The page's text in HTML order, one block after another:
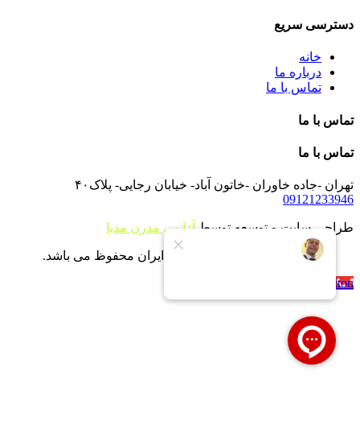
دسترسی سریع
خانه
درباره ما
تماس با ما
تماس با ما
تماس با ما
تهران -جاده خاوران -خاتون آباد- خیابان رجایی- پلاک۴۰
09121233946
طراحی سایت و توسعه توسط آژانس مدرن مدیا
تمام حقوق برای شرکت بویلر ایران محفوظ می باشد.
Call Now Button